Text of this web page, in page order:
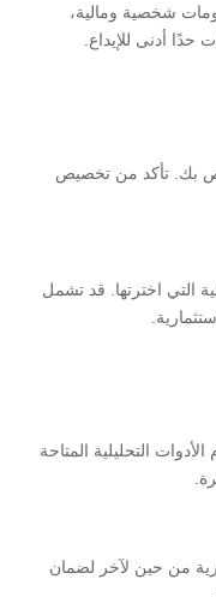
شخصية ومالية،
أدنى للإيداع.
بك. تأكد من تخصيص
التي اخترتها. قد تشمل
التحليلية المتاحة
من حين لآخر لضمان